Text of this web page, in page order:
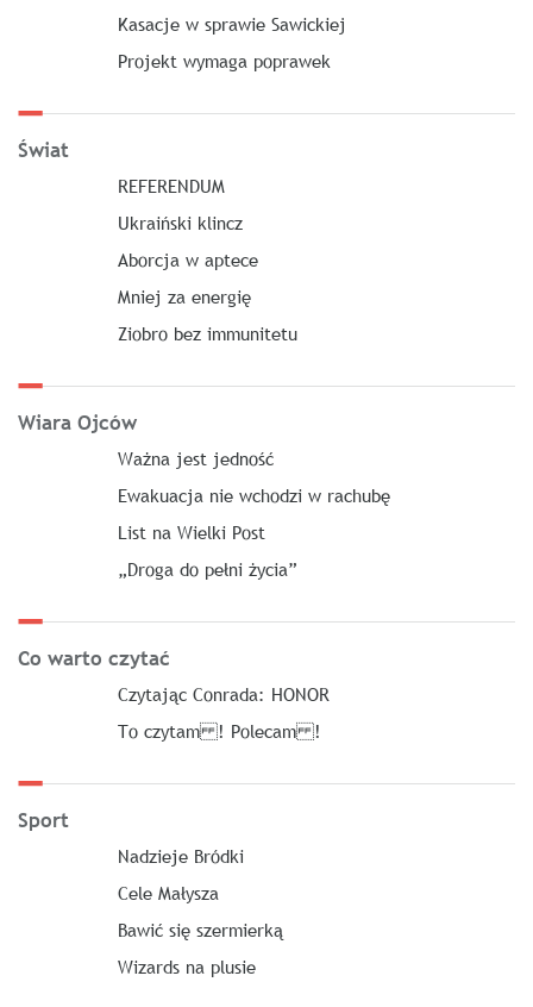
Kasacje w sprawie Sawickiej
Projekt wymaga poprawek
Świat
REFERENDUM
Ukraiński klincz
Aborcja w aptece
Mniej za energię
Ziobro bez immunitetu
Wiara Ojców
Ważna jest jedność
Ewakuacja nie wchodzi w rachubę
List na Wielki Post
„Droga do pełni życia”
Co warto czytać
Czytając Conrada: HONOR
To czytam ! Polecam !
Sport
Nadzieje Bródki
Cele Małysza
Bawić się szermierką
Wizards na plusie